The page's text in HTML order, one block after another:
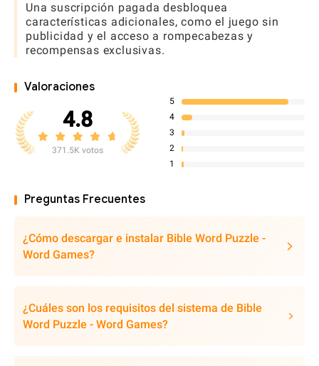
Una suscripción pagada desbloquea
características adicionales, como el juego sin
publicidad y el acceso a rompecabezas y
recompensas exclusivas.
Valoraciones
4.8
371.5K votos
5
4
3
2
1
Preguntas Frecuentes
¿Cómo descargar e instalar Bible Word Puzzle -
Word Games?
¿Cuáles son los requisitos del sistema de Bible
Word Puzzle - Word Games?